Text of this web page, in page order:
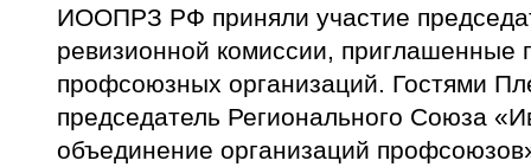
ИООПРЗ РФ приняли участие
ревизионной комиссии, приглашенные
профсоюзных организаций. Гостями
председатель Регионального Союза
объединение организаций